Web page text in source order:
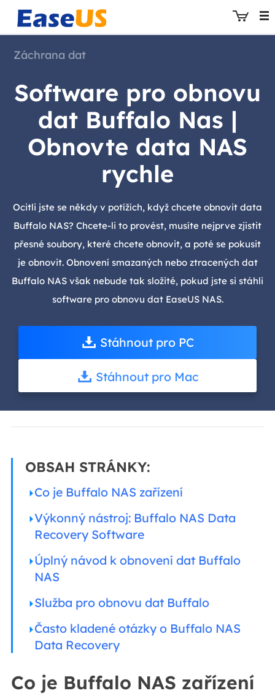
EaseUS
Záchrana dat
Software pro obnovu
dat Buffalo Nas |
Obnovte data NAS
rychle
Ocitli jste se někdy v potížích, když chcete obnovit data
Buffalo NAS? Chcete-li to provést, musíte nejprve zjistit
přesné soubory, které chcete obnovit, a poté se pokusit
je obnovit. Obnovení smazaných nebo ztracených dat
Buffalo NAS však nebude tak složité, pokud jste si stáhli
software pro obnovu dat EaseUS NAS.
Stáhnout pro PC
Stáhnout pro Mac
OBSAH STRÁNKY:
Co je Buffalo NAS zařízení
Výkonný nástroj: Buffalo NAS Data
Recovery Software
Úplný návod k obnovení dat Buffalo
NAS
Služba pro obnovu dat Buffalo
Často kladené otázky o Buffalo NAS
Data Recovery
Co je Buffalo NAS zařízení